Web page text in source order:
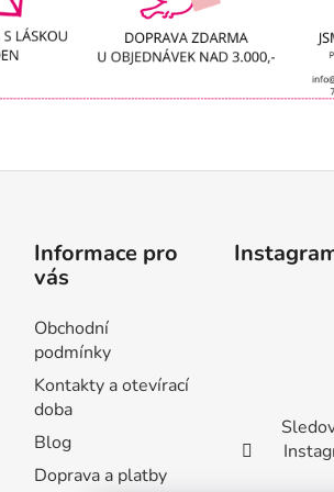
Informace pro
vás
Obchodní
podmínky
Kontakty a otevírací
doba
Blog
Doprava a platby